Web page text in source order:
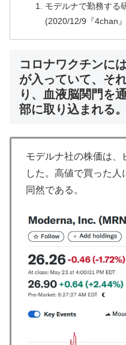
モデルナで勤務する
(2020/12/9『4chan
コロナワクチンに
が入っていて、そ
り、血液脳関門を
部に取り込まれる。
モデルナ社の株価は、
した。高値で買った
同然である。